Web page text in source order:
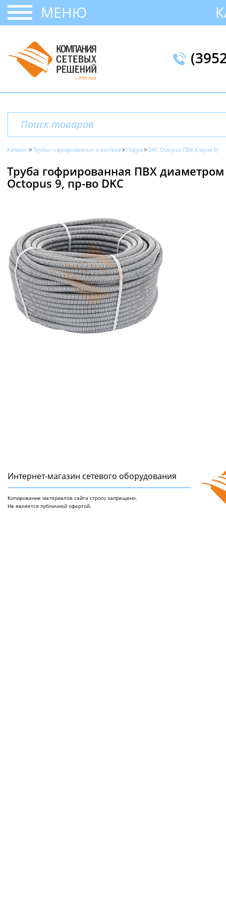
МЕНЮ
Каталог Трубы гофрированные и жесткие Гофра DKC Octopus ПВХ (Серия 9)
Труба гофрированная ПВХ
Octopus 9, пр-во DKC
Интернет-магазин сетeвого оборудования
Копирование материалов сайта строго запрещено.
Не является публичной офертой.